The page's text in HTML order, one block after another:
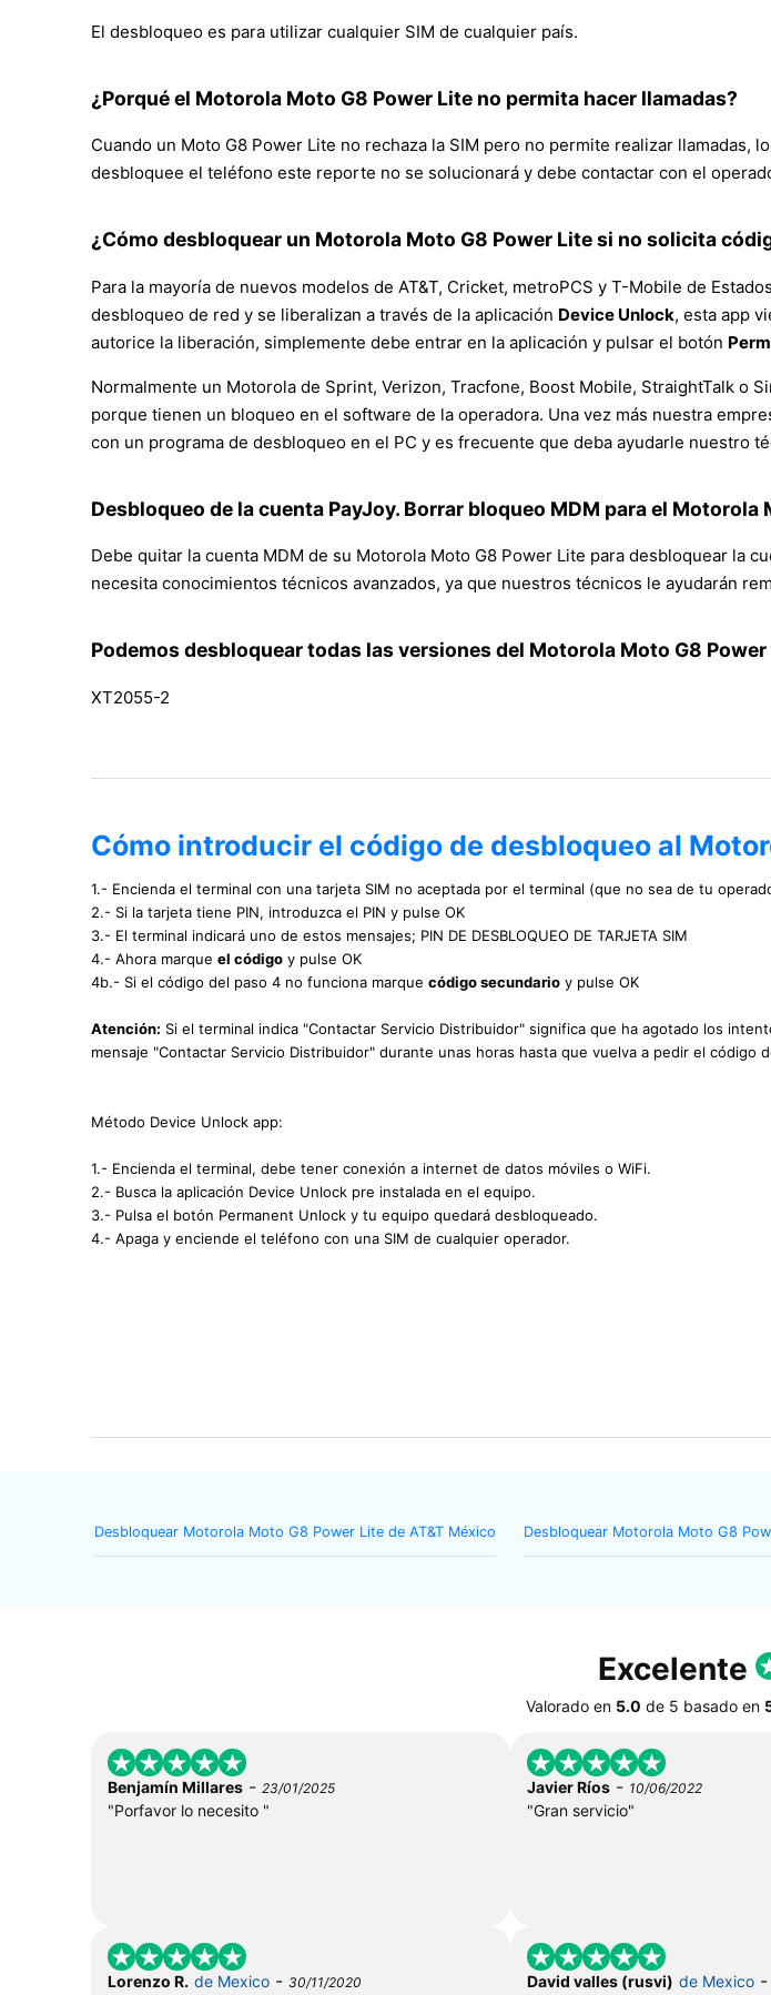
El desbloqueo es para utilizar cualquier SIM de cualquier país.
¿Porqué el Motorola Moto G8 Power Lite no permita hacer llamadas?
Cuando un Moto G8 Power Lite no rechaza la SIM pero no permite realizar llamadas,
desbloquee el teléfono este reporte no se solucionará y debe contactar con el
¿Cómo desbloquear un Motorola Moto G8 Power Lite si no solicita
Para la mayoría de nuevos modelos de AT&T, Cricket, metroPCS y T-Mobile de
desbloqueo de red y se liberalizan a través de la aplicación Device Unlock, esta app
autorice la liberación, simplemente debe entrar en la aplicación y pulsar el botón
Normalmente un Motorola de Sprint, Verizon, Tracfone, Boost Mobile, StraightTalk o
porque tienen un bloqueo en el software de la operadora. Una vez más nuestra
con un programa de desbloqueo en el PC y es frecuente que deba ayudarle nuestro
Desbloqueo de la cuenta PayJoy. Borrar bloqueo MDM para el Motorola
Debe quitar la cuenta MDM de su Motorola Moto G8 Power Lite para desbloquear la
necesita conocimientos técnicos avanzados, ya que nuestros técnicos le ayudarán
Podemos desbloquear todas las versiones del Motorola Moto G8
XT2055-2
Cómo introducir el código de desbloqueo al
1.- Encienda el terminal con una tarjeta SIM no aceptada por el terminal (que no sea de tu
2.- Si la tarjeta tiene PIN, introduzca el PIN y pulse OK
3.- El terminal indicará uno de estos mensajes; PIN DE DESBLOQUEO DE TARJETA SIM
4.- Ahora marque el código y pulse OK
4b.- Si el código del paso 4 no funciona marque código secundario y pulse OK
Atención: Si el terminal indica "Contactar Servicio Distribuidor" significa que ha agotado los
mensaje "Contactar Servicio Distribuidor" durante unas horas hasta que vuelva a pedir el código
Método Device Unlock app:
1.- Encienda el terminal, debe tener conexión a internet de datos móviles o WiFi.
2.- Busca la aplicación Device Unlock pre instalada en el equipo.
3.- Pulsa el botón Permanent Unlock y tu equipo quedará desbloqueado.
4.- Apaga y enciende el teléfono con una SIM de cualquier operador.
Desbloquear Motorola Moto G8 Power Lite de AT&T México Desbloquear Motorola Moto G8
Excelente
Valorado en 5.0 de 5 basado en
Benjamín Millares - 23/01/2025
"Porfavor lo necesito "
Javier Ríos- 10/06/2022
"Gran servicio"
Lorenzo R. de Mexico - 30/11/2020 David valles (rusvi) de Mexico-